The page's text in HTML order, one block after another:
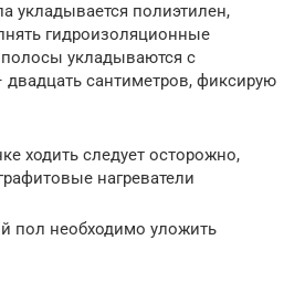
укладывается полиэтилен,
гидроизоляционные
укладываются с
двадцать сантиметров, фиксирую
ходить следует осторожно,
нагреватели
пол необходимо уложить